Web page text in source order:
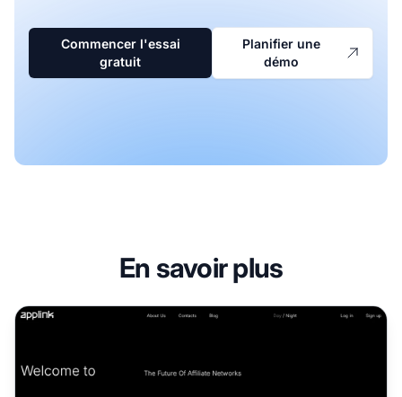
Commencer l'essai
gratuit
Planifier une
démo
En savoir plus
Programme d’Affiliation Applink.network